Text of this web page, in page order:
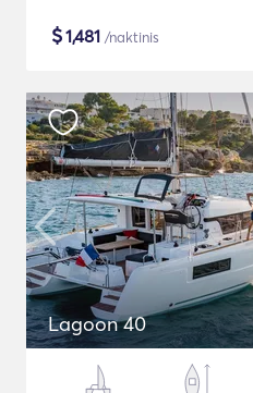
$1,481 /naktinis
Lagoon 40